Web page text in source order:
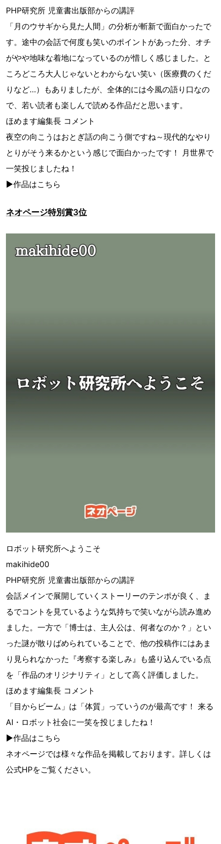
PHP研究所 児童書出版部からの講評
「月のウサギから見た人間」の分析が斬新で面白かったで
す。途中の会話で何度も笑いのポイントがあった分、オチ
がやや地味な着地になっているのが惜しく感じました。と
ころどころ大人じゃないとわからない笑い（医療費のくだ
りなど…）もありましたが、全体的には今風の語り口なの
で、若い読者も楽しんで読める作品だと思います。
ほめます編集長 コメント
夜空の向こうはおとぎ話の向こう側ですね～現代的なやり
とりがそう来るかという感じで面白かったです！ 月世界で
一笑投じましたね！
▶作品はこちら
ネオページ特別賞3位
ロボット研究所へようこそ
makihide00
PHP研究所 児童書出版部からの講評
会話メインで展開していくストーリーのテンポが良く、ま
るでコントを見ているような気持ちで笑いながら読み進め
ました。一方で「博士は、主人公は、何者なのか？」とい
った謎が散りばめられていることで、他の投稿作にはあま
り見られなかった『考察する楽しみ』も盛り込んでいる点
を「作品のオリジナリティ」として高く評価しました。
ほめます編集長 コメント
「目からビーム」は「体質」っていうのが最高です！ 来る
AI・ロボット社会に一笑を投じましたね！
▶作品はこちら
ネオページでは様々な作品を掲載しております。詳しくは
公式HPをご覧ください。